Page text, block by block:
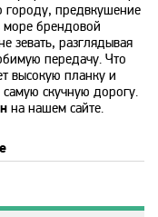
городу, предвкушение
море брендовой
зевать, разглядывая
передачу. Что
высокую планку и
скучную дорогу.
на нашем сайте.